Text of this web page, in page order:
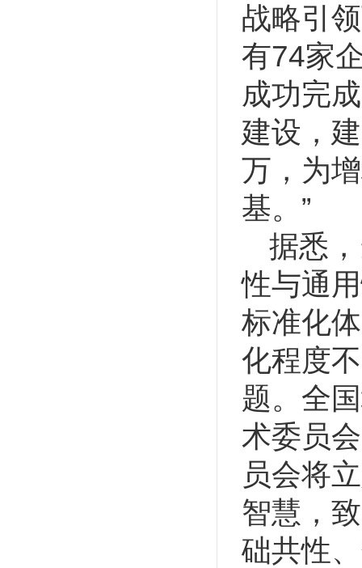
战略引
有74家
成功完
建设，
万，为
基。”
据悉
性与通
标准化
化程度
题。全
术委员
员会将
智慧，
础共性